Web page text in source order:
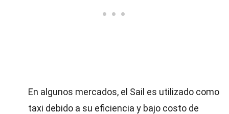
En algunos mercados, el Sail es utilizado como
taxi debido a su eficiencia y bajo costo de